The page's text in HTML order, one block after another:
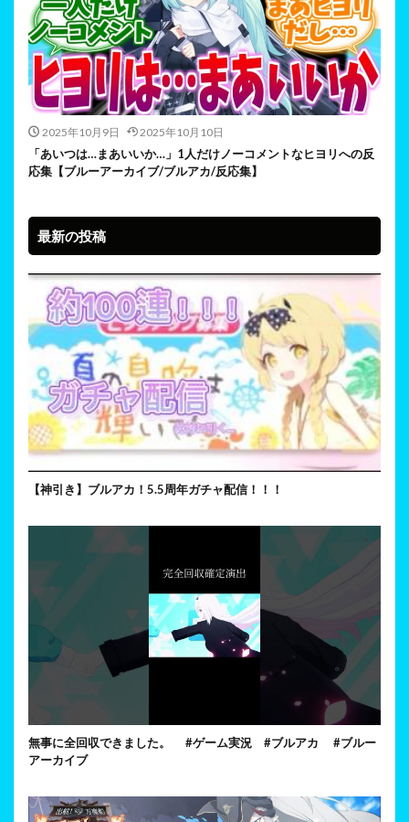
2025年10月9日 2025年10月10日
「あいつは…まあいいか…」1人だけノーコメントなヒヨリへの反
応集【ブルーアーカイブ/ブルアカ/反応集】
最新の投稿
【神引き】ブルアカ！5.5周年ガチャ配信！！！
無事に全回収できました。 #ゲーム実況 #ブルアカ #ブルー
アーカイブ